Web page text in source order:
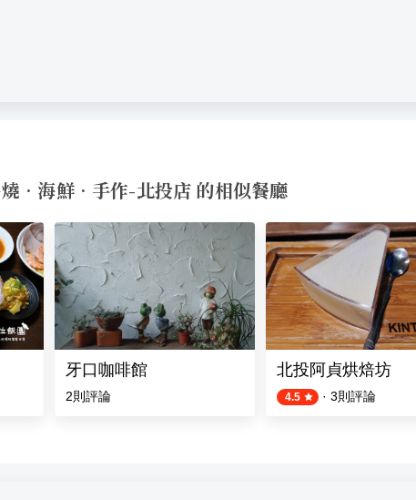
•海鮮•手作-北投店 的相似餐廳
牙口咖啡館
2則評論
北投阿貞烘焙坊
4.5 · 3則評論